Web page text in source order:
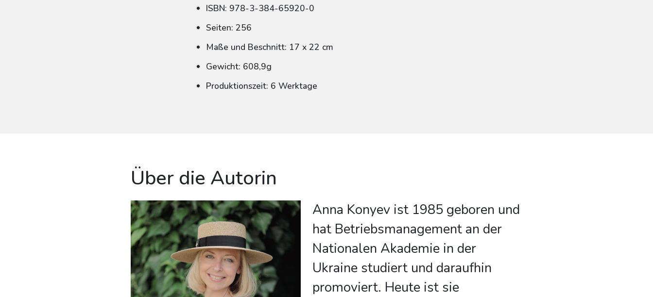
ISBN: 978-3-384-65920-0
Seiten: 256
Maße und Beschnitt: 17 x 22 cm
Gewicht: 608,9g
Produktionszeit: 6 Werktage
Über die Autorin
Anna Konyev ist 1985 geboren und
hat Betriebsmanagement an der
Nationalen Akademie in der
Ukraine studiert und daraufhin
promoviert. Heute ist sie